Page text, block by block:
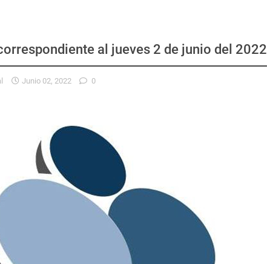
al jueves 2 de junio del 2022
Junio 02, 2022 0